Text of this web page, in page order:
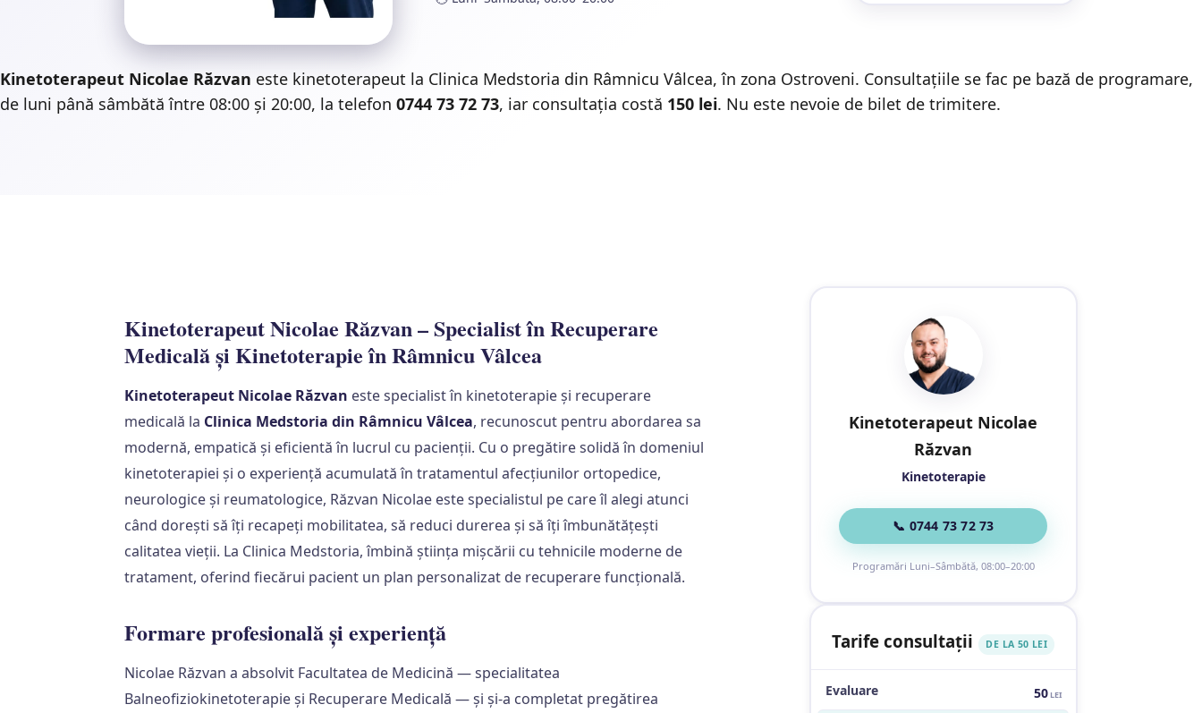
Kinetoterapeut Nicolae Răzvan este kinetoterapeut la Clinica Medstoria din Râmnicu Vâlcea, în zona Ostroveni. Consultațiile se fac pe bază de programare,
de luni până sâmbătă între 08:00 și 20:00, la telefon 0744 73 72 73, iar consultația costă 150 lei. Nu este nevoie de bilet de trimitere.
Kinetoterapeut Nicolae Răzvan – Specialist în Recuperare
Medicală și Kinetoterapie în Râmnicu Vâlcea
Kinetoterapeut Nicolae Răzvan este specialist în kinetoterapie și recuperare
medicală la Clinica Medstoria din Râmnicu Vâlcea, recunoscut pentru abordarea sa
modernă, empatică și eficientă în lucrul cu pacienții. Cu o pregătire solidă în domeniul
kinetoterapiei și o experiență acumulată în tratamentul afecțiunilor ortopedice,
neurologice și reumatologice, Răzvan Nicolae este specialistul pe care îl alegi atunci
când dorești să îți recapeți mobilitatea, să reduci durerea și să îți îmbunătățești
calitatea vieții. La Clinica Medstoria, îmbină știința mișcării cu tehnicile moderne de
tratament, oferind fiecărui pacient un plan personalizat de recuperare funcțională.
Formare profesională și experiență
Nicolae Răzvan a absolvit Facultatea de Medicină — specialitatea
Balneofiziokinetoterapie și Recuperare Medicală — și și-a completat pregătirea
Kinetoterapeut Nicolae
Răzvan
Kinetoterapie
📞 0744 73 72 73
Programări Luni–Sâmbătă, 08:00–20:00
Tarife consultații DE LA 50 LEI
Evaluare 50 LEI